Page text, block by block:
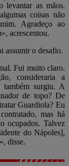
levantar as mãos.
coisas não
Agradeço ao
acrescentou.
assumir o desafio.
Fui muito claro.
consideraria a
surgiu. A
de topo? De
Guardiola? Eu
mas há
ocupados. Talvez
do Nápoles],
disse.